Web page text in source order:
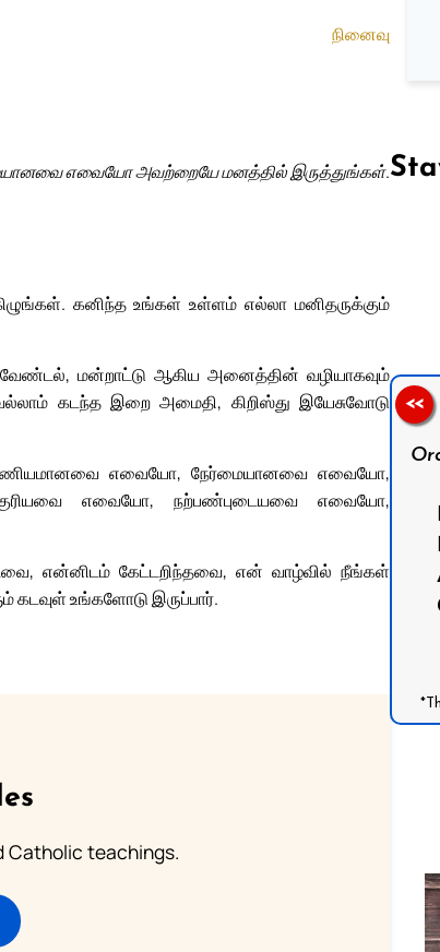
நினைவு
எவையோ அவற்றையே மனத்தில் இருத்துங்கள்.
கனிந்த உங்கள் உள்ளம் எல்லா மனிதருக்கும்
மன்றாட்டு ஆகிய அனைத்தின் வழியாகவும்
கடந்த இறை அமைதி, கிறிஸ்து இயேசுவோடு
எவையோ, நேர்மையானவை எவையோ,
எவையோ, நற்பண்புடையவை எவையோ,
என்னிடம் கேட்டறிந்தவை, என் வாழ்வில் நீங்கள்
உங்களோடு இருப்பார்.
Catholic teachings.
<<